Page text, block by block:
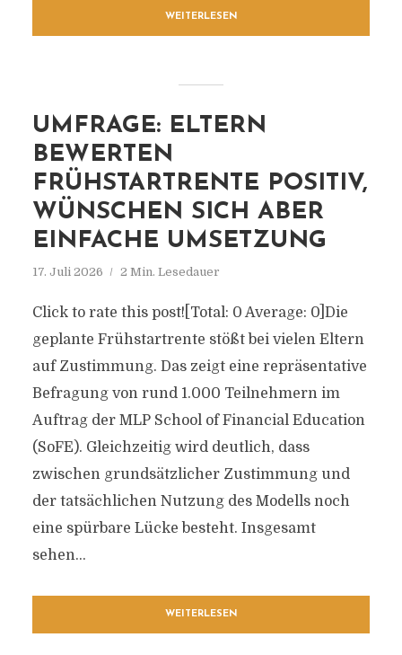
WEITERLESEN
UMFRAGE: ELTERN
BEWERTEN
FRÜHSTARTRENTE POSITIV,
WÜNSCHEN SICH ABER
EINFACHE UMSETZUNG
17. Juli 2026 2 Min. Lesedauer
Click to rate this post![Total: 0 Average: 0]Die
geplante Frühstartrente stößt bei vielen Eltern
auf Zustimmung. Das zeigt eine repräsentative
Befragung von rund 1.000 Teilnehmern im
Auftrag der MLP School of Financial Education
(SoFE). Gleichzeitig wird deutlich, dass
zwischen grundsätzlicher Zustimmung und
der tatsächlichen Nutzung des Modells noch
eine spürbare Lücke besteht. Insgesamt
sehen...
WEITERLESEN